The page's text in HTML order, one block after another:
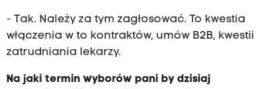
- Tak. Należy za tym zagłosować. To kwestia
włączenia w to kontraktów, umów B2B, kwestii
zatrudniania lekarzy.
Na jaki termin wyborów pani by dzisiaj